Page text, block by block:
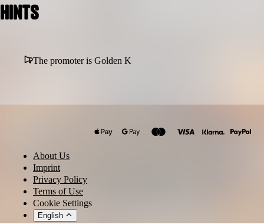
Hints
The promoter is Golden K
About Us
Imprint
Privacy Policy
Terms of Use
Cookie Settings
English